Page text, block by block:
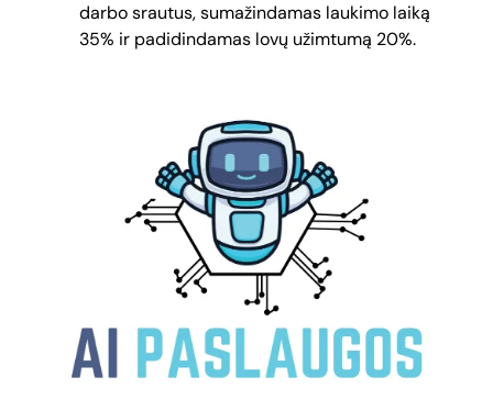
darbo srautus, sumažindamas laukimo laiką
35% ir padidindamas lovų užimtumą 20%.